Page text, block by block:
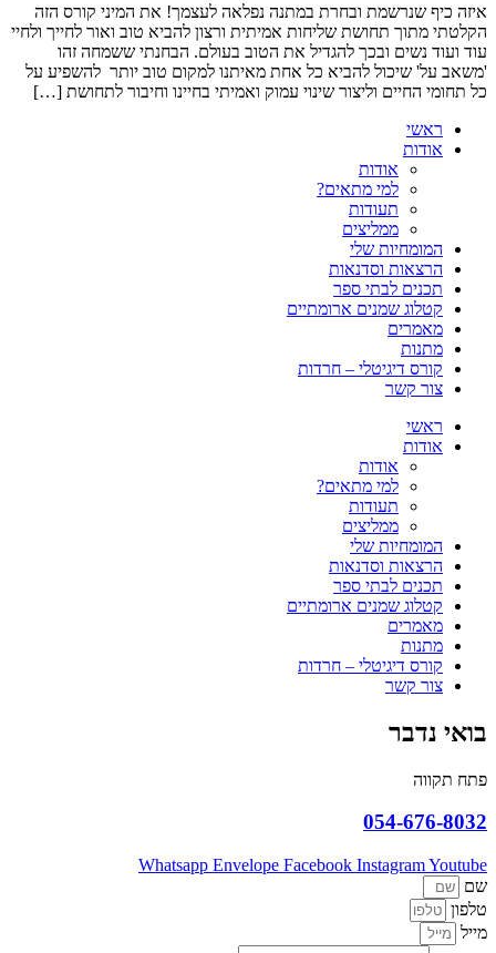
איזה כיף שנרשמת ובחרת במתנה נפלאה לעצמך! את המיני קורס הזה
הקלטתי מתוך תחושת שליחות אמיתית ורצון להביא טוב ואור לחייך ולחיי
עוד ועוד נשים ובכך להגדיל את הטוב בעולם. הבחנתי ששמחה זהו
'משאב על' שיכול להביא כל אחת מאיתנו למקום טוב יותר להשפיע על
כל תחומי החיים וליצור שינוי עמוק ואמיתי בחיינו וחיבור לתחושת […]
ראשי
אודות
אודות
למי מתאים?
תעודות
ממליצים
המומחיות שלי
הרצאות וסדנאות
תכנים לבתי ספר
קטלוג שמנים ארומתיים
מאמרים
מתנות
קורס דיגיטלי – חרדות
צור קשר
ראשי
אודות
אודות
למי מתאים?
תעודות
ממליצים
המומחיות שלי
הרצאות וסדנאות
תכנים לבתי ספר
קטלוג שמנים ארומתיים
מאמרים
מתנות
קורס דיגיטלי – חרדות
צור קשר
בואי נדבר
פתח תקווה
054-676-8032
Whatsapp Envelope Facebook InstagramYoutube
שם
טלפון
מייל